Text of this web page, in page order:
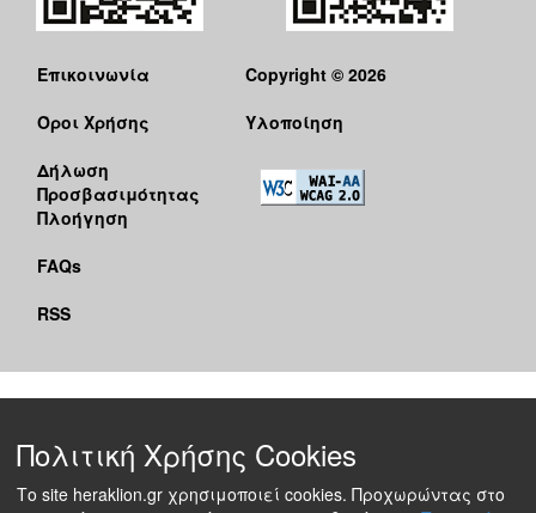
Επικοινωνία
Όροι Χρήσης
Δήλωση
Προσβασιμότητας
Πλοήγηση
FAQs
RSS
Copyright © 2026
Υλοποίηση
Πολιτική Χρήσης Cookies
Το site heraklion.gr χρησιμοποιεί cookies. Προχωρώντας στο